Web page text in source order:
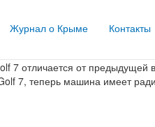
Журнал о Крыме Контакты
7 отличается от предыдущей
7, теперь машина имеет